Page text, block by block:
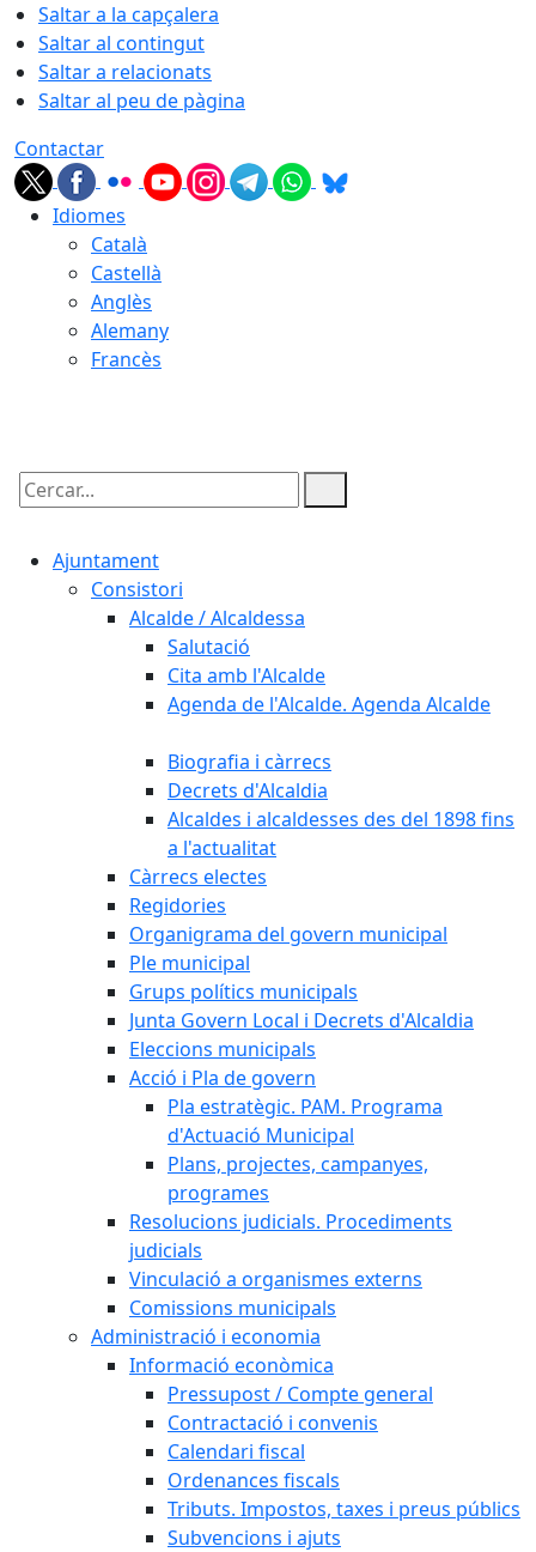
Saltar a la capçalera
Saltar al contingut
Saltar a relacionats
Saltar al peu de pàgina
Contactar
Idiomes
Català
Castellà
Anglès
Alemany
Francès
Cercar:
Ajuntament
Consistori
Alcalde / Alcaldessa
Salutació
Cita amb l'Alcalde
Agenda de l'Alcalde. Agenda Alcalde
Biografia i càrrecs
Decrets d'Alcaldia
Alcaldes i alcaldesses des del 1898 fins
a l'actualitat
Càrrecs electes
Regidories
Organigrama del govern municipal
Ple municipal
Grups polítics municipals
Junta Govern Local i Decrets d'Alcaldia
Eleccions municipals
Acció i Pla de govern
Pla estratègic. PAM. Programa
d'Actuació Municipal
Plans, projectes, campanyes,
programes
Resolucions judicials. Procediments
judicials
Vinculació a organismes externs
Comissions municipals
Administració i economia
Informació econòmica
Pressupost / Compte general
Contractació i convenis
Calendari fiscal
Ordenances fiscals
Tributs. Impostos, taxes i preus públics
Subvencions i ajuts